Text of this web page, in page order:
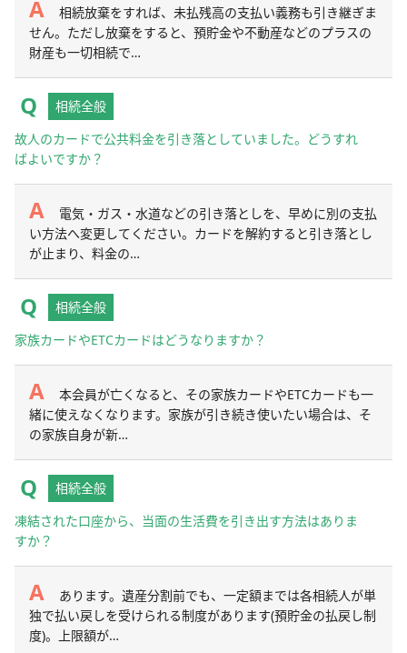
相続放棄をすれば、未払残高の支払い義務も引き継ぎま
せん。ただし放棄をすると、預貯金や不動産などのプラスの
財産も一切相続で…
相続全般
故人のカードで公共料金を引き落としていました。どうすれ
ばよいですか？
電気・ガス・水道などの引き落としを、早めに別の支払
い方法へ変更してください。カードを解約すると引き落とし
が止まり、料金の…
相続全般
家族カードやETCカードはどうなりますか？
本会員が亡くなると、その家族カードやETCカードも一
緒に使えなくなります。家族が引き続き使いたい場合は、そ
の家族自身が新…
相続全般
凍結された口座から、当面の生活費を引き出す方法はありま
すか？
あります。遺産分割前でも、一定額までは各相続人が単
独で払い戻しを受けられる制度があります(預貯金の払戻し制
度)。上限額が…